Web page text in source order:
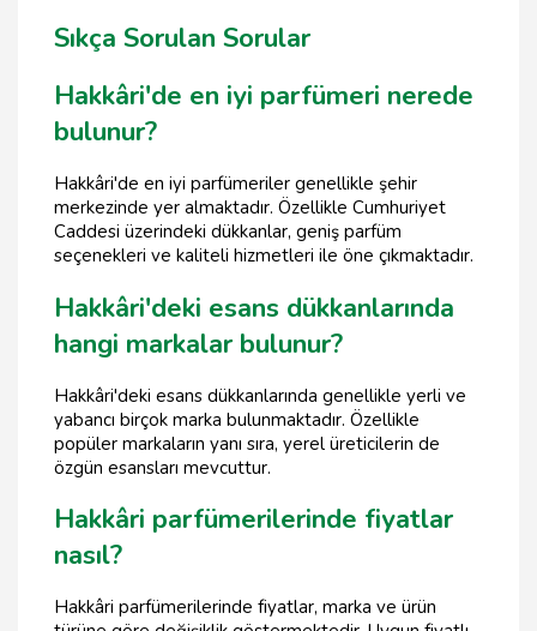
Sıkça Sorulan Sorular
Hakkâri'de en iyi parfümeri nerede
bulunur?
Hakkâri'de en iyi parfümeriler genellikle şehir
merkezinde yer almaktadır. Özellikle Cumhuriyet
Caddesi üzerindeki dükkanlar, geniş parfüm
seçenekleri ve kaliteli hizmetleri ile öne çıkmaktadır.
Hakkâri'deki esans dükkanlarında
hangi markalar bulunur?
Hakkâri'deki esans dükkanlarında genellikle yerli ve
yabancı birçok marka bulunmaktadır. Özellikle
popüler markaların yanı sıra, yerel üreticilerin de
özgün esansları mevcuttur.
Hakkâri parfümerilerinde fiyatlar
nasıl?
Hakkâri parfümerilerinde fiyatlar, marka ve ürün